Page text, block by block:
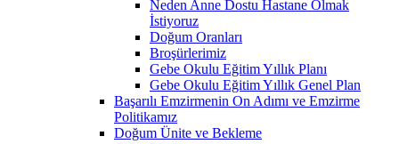
Neden Anne Dostu Hastane Olmak
İstiyoruz
Doğum Oranları
Broşürlerimiz
Gebe Okulu Eğitim Yıllık Planı
Gebe Okulu Eğitim Yıllık Genel Plan
Başarılı Emzirmenin On Adımı ve Emzirme
Politikamız
Doğum Ünite ve Bekleme